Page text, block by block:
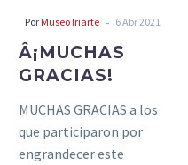
Por Museo Iriarte - 6 Abr 2021
Â¡MUCHAS
GRACIAS!
MUCHAS GRACIAS a los
que participaron por
engrandecer este